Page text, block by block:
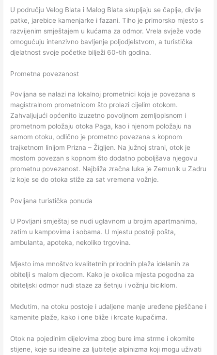
U području Velog Blata i Malog Blata skupljaju se čaplje, divlje
patke, jarebice kamenjarke i fazani. Tiho je primorsko mjesto s
razvijenim smještajem u kućama za odmor. Vrela svježe vode
omogućuju intenzivno bavljenje poljodjelstvom, a turistička
djelatnost svoje početke bilježi 60-tih godina.
Prometna povezanost
Povljana se nalazi na lokalnoj prometnici koja je povezana s
magistralnom prometnicom što prolazi cijelim otokom.
Zahvaljujući općenito izuzetno povoljnom zemljopisnom i
prometnom položaju otoka Paga, kao i njenom položaju na
samom otoku, odlično je prometno povezana s kopnom
trajketnom linijom Prizna – Žigljen. Na južnoj strani, otok je
mostom povezan s kopnom što dodatno poboljšava njegovu
prometnu povezanost. Najbliža zračna luka je Zemunik u Zadru
iz koje se do otoka stiže za sat vremena vožnje.
Povljana turistička ponuda
U Povljani smještaj se nudi uglavnom u brojim apartmanima,
zatim u kampovima i sobama. U mjestu postoji pošta,
ambulanta, apoteka, nekoliko trgovina.
Mjesto ima mnoštvo kvalitetnih prirodnih plaža idelanih za
obitelji s malom djecom. Kako je okolica mjesta pogodna za
obiteljski odmor nudi staze za šetnju i vožnju biciklom.
Međutim, na otoku postoje i udaljene manje uređene pješčane i
kamenite plaže, kako i one bliže i krcate kupačima.
Otok na pojedinim dijelovima zbog bure ima strme i okomite
stijene, koje su idealne za ljubitelje alpinizma koji mogu uživati